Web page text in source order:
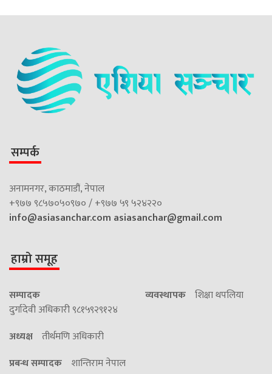
सम्पर्क
अनामनगर, काठमाडौं, नेपाल
+९७७ ९८५७०५०९७० / +९७७ ५९ ५२४२२०
info@asiasanchar.com asiasanchar@gmail.com
हाम्रो समूह
सम्पादक
दुर्गादेवी अधिकारी ९८१५९२९१२४
व्यवस्थापक शिक्षा थपलिया
अध्यक्ष तीर्थमणि अधिकारी
प्रबन्ध सम्पादक शान्तिराम नेपाल